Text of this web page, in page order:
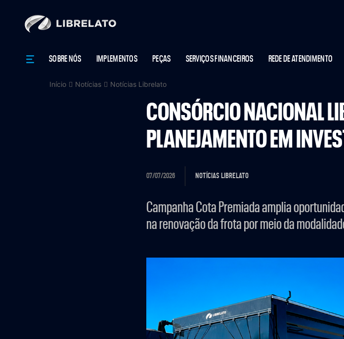
SOBRE NÓS IMPLEMENTOS PEÇAS SERVIÇOS FINANCEIROS REDE DE ATENDIMENTO
Início Notícias Notícias Librelato
CONSÓRCIO NACIONAL
PLANEJAMENTO EM
07/07/2026 NOTÍCIAS LIBRELATO
Campanha Cota Premiada amplia
na renovação da frota por meio da